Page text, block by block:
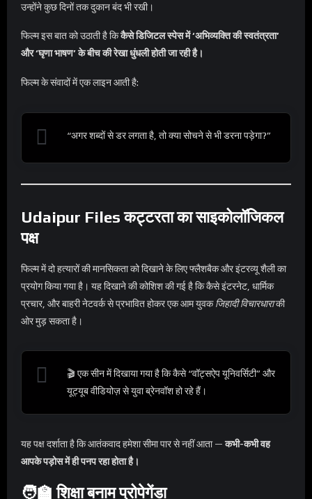
उन्होंने कुछ दिनों तक दुकान बंद भी रखी।
फिल्म इस बात को उठाती है किकैसे डिजिटल स्पेस में ‘अभिव्यक्ति की स्वतंत्रता’
और ‘घृणा भाषण’ के बीच की रेखा धुंधली होती जा रही है।
फिल्म के संवादों में एक लाइन आती है:
“अगर शब्दों से डर लगता है, तो क्या सोचने से भी डरना पड़ेगा?”
Udaipur Filesकट्टरता का साइकोलॉजिकल
पक्ष
फिल्म में दो हत्यारों की मानसिकता को दिखाने के लिए फ्लैशबैक और इंटरव्यू शैली का
प्रयोग किया गया है। यह दिखाने की कोशिश की गई है कि कैसे इंटरनेट, धार्मिक
प्रचार, और बाहरी नेटवर्क से प्रभावित होकर एक आम युवकजिहादी विचारधाराकी
ओर मुड़ सकता है।
🎬 एक सीन में दिखाया गया है कि कैसे “वॉट्सऐप यूनिवर्सिटी” और
यूट्यूब वीडियोज़ से युवा ब्रेनवॉश हो रहे हैं।
यह पक्ष दर्शाता है कि आतंकवाद हमेशा सीमा पार से नहीं आता —कभी-कभी वह
आपके पड़ोस में ही पनप रहा होता है।
🧑‍🏫शिक्षा बनाम प्रोपेगेंडा